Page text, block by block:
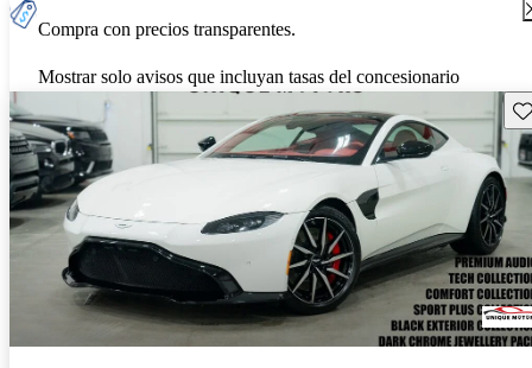
Compra con precios transparentes.
Mostrar solo avisos que incluyan tasas del concesionario